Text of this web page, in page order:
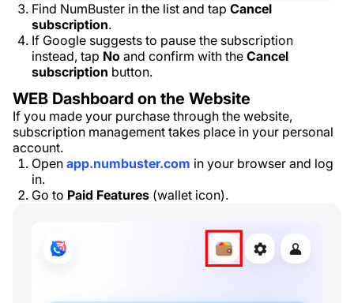
Find NumBuster in the list and tap Cancel
subscription.
If Google suggests to pause the subscription
instead, tap No and confirm with the Cancel
subscription button.
WEB Dashboard on the Website
If you made your purchase through the website,
subscription management takes place in your personal
account.
Open app.numbuster.com in your browser and log
in.
Go to Paid Features (wallet icon).